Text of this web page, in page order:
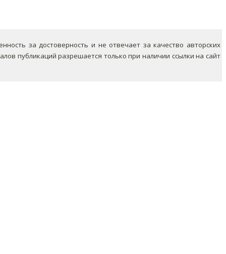
за достоверность и не отвечает за качество авторских
публикаций разрешается только при наличии ссылки на сайт